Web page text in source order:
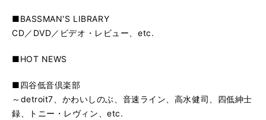
■BASSMAN'S LIBRARY
CD／DVD／ビデオ・レビュー、etc.
■HOT NEWS
■四谷低音倶楽部
～detroit7、かわいしのぶ、音速ライン、高水健司、四低紳士
録、トニー・レヴィン、etc.